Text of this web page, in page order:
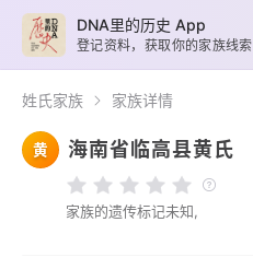
姓氏家族 家族详情
黄 海南省临高县黄氏
家族的遗传标记未知,
DNA里的历史 App
登记资料，获取你的家族线索